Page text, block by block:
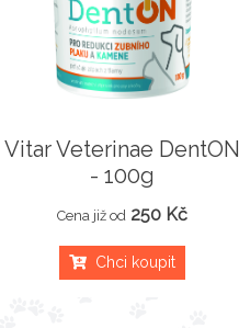
Vitar Veterinae DentON
- 100g
Cena již od 250 Kč
Chci koupit